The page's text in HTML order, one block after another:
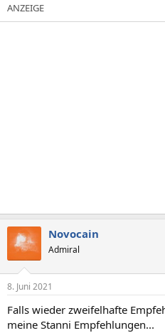
Novocain
Admiral
8. Juni 2021
Falls wieder zweifelhafte
meine Stanni Empfehlungen...